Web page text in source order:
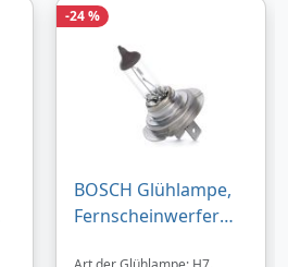
-24 %
BOSCH Glühlampe,
Fernscheinwerfer